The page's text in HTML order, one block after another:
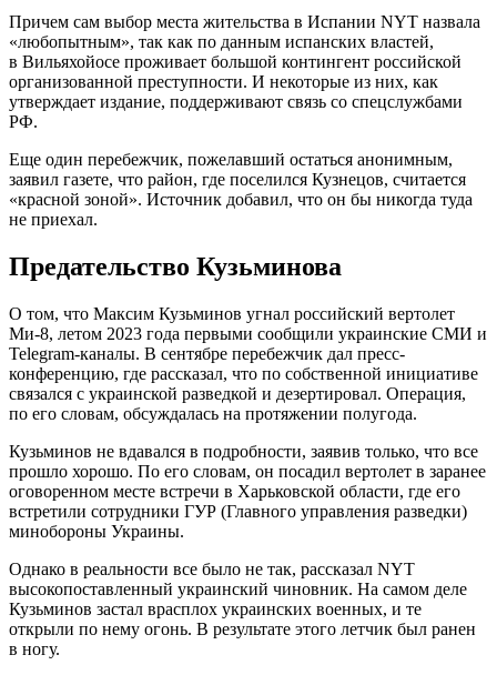
Причем сам выбор места жительства в Испании NYT назвала
«любопытным», так как по данным испанских властей,
в Вильяхойосе проживает большой контингент российской
организованной преступности. И некоторые из них, как
утверждает издание, поддерживают связь со спецслужбами
РФ.
Еще один перебежчик, пожелавший остаться анонимным,
заявил газете, что район, где поселился Кузнецов, считается
«красной зоной». Источник добавил, что он бы никогда туда
не приехал.
Предательство Кузьминова
О том, что Максим Кузьминов угнал российский вертолет
Ми-8, летом 2023 года первыми сообщили украинские СМИ и
Telegram-каналы. В сентябре перебежчик дал пресс-
конференцию, где рассказал, что по собственной инициативе
связался с украинской разведкой и дезертировал. Операция,
по его словам, обсуждалась на протяжении полугода.
Кузьминов не вдавался в подробности, заявив только, что все
прошло хорошо. По его словам, он посадил вертолет в заранее
оговоренном месте встречи в Харьковской области, где его
встретили сотрудники ГУР (Главного управления разведки)
минобороны Украины.
Однако в реальности все было не так, рассказал NYT
высокопоставленный украинский чиновник. На самом деле
Кузьминов застал врасплох украинских военных, и те
открыли по нему огонь. В результате этого летчик был ранен
в ногу.